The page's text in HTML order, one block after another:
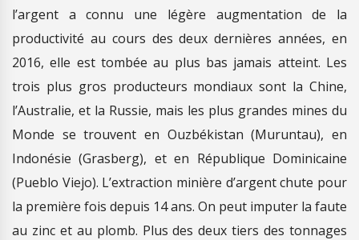
l’argent a connu une légère augmentation de la
productivité au cours des deux dernières années, en
2016, elle est tombée au plus bas jamais atteint. Les
trois plus gros producteurs mondiaux sont la Chine,
l’Australie, et la Russie, mais les plus grandes mines du
Monde se trouvent en Ouzbékistan (Muruntau), en
Indonésie (Grasberg), et en République Dominicaine
(Pueblo Viejo). L’extraction minière d’argent chute pour
la première fois depuis 14 ans. On peut imputer la faute
au zinc et au plomb. Plus des deux tiers des tonnages